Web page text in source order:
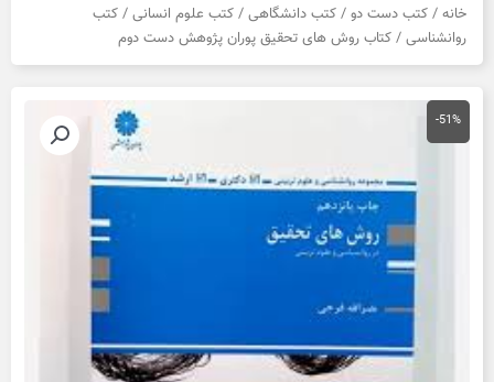
g
r
a
r
m
خانه / کتب دست دو / کتب دانشگاهی / کتب علوم انسانی / کتب
روانشناسی / کتاب روش های تحقیق پوران پژوهش دست دوم
-51%